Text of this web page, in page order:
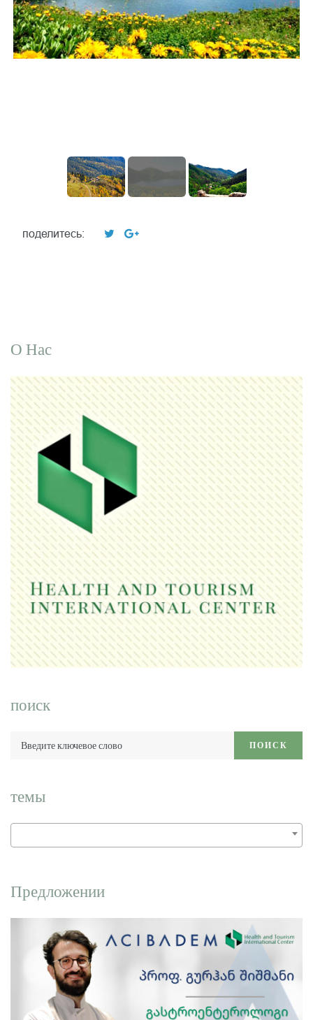
поделитесь:
О Нас
поиск
Введите
ключевое
ПОИСК
темы
Предложении